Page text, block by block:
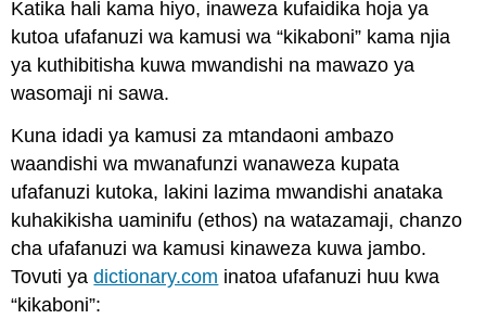
Katika hali kama hiyo, inaweza kufaidika hoja ya
kutoa ufafanuzi wa kamusi wa “kikaboni” kama njia
ya kuthibitisha kuwa mwandishi na mawazo ya
wasomaji ni sawa.
Kuna idadi ya kamusi za mtandaoni ambazo
waandishi wa mwanafunzi wanaweza kupata
ufafanuzi kutoka, lakini lazima mwandishi anataka
kuhakikisha uaminifu (ethos) na watazamaji, chanzo
cha ufafanuzi wa kamusi kinaweza kuwa jambo.
Tovuti yadictionary.com inatoa ufafanuzi huu kwa
“kikaboni”: